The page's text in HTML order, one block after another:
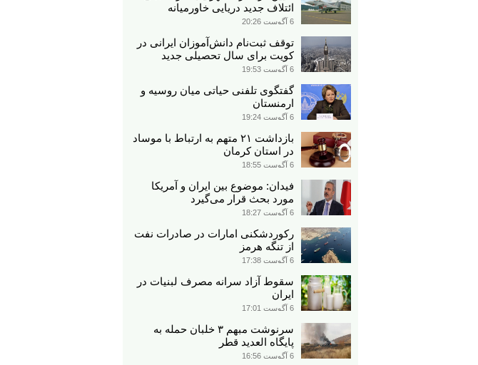
ائتلاف جدید دریایی خاورمیانه
6 آگوست 20:26
توقف ثبت‌نام دانش‌آموزان ایرانی در
کویت برای سال تحصیلی جدید
6 آگوست 19:53
گفتگوی تلفنی حیاتی میان روسیه و
ارمنستان
6 آگوست 19:24
بازداشت ۲۱ متهم به ارتباط با موساد
در استان کرمان
6 آگوست 18:55
فیدان: موضوع بین ایران و آمریکا
مورد بحث قرار می‌گیرد
6 آگوست 18:27
رکوردشکنی امارات در صادرات نفت
از تنگه هرمز
6 آگوست 17:38
سقوط آزاد سرانه مصرف لبنیات در
ایران
6 آگوست 17:01
سرنوشت مبهم ۳ خلبان حمله به
پایگاه العدید قطر
6 آگوست 16:56